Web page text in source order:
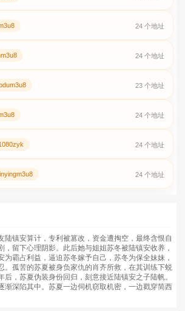
24 个地址
24 个地址
23 个地址
24 个地址
24 个地址
24 个地址
陆镇安算计，专利被篡改，资金遭掏空，最终含恨自
，留下心理阴影。此后她与姐姐苏冬被陆镇安收养，
为霸占利益，逼迫苏冬嫁予自己，苏冬为保全妹妹，
。孤苦的苏夏被身负家仇的肖齐所救，在其训练下蜕
后，苏夏伪装身份回归，刻意接近陆镇安之子陆帆。
渐深陷其中。苏夏一边伺机窃取机密，一边戳穿简西